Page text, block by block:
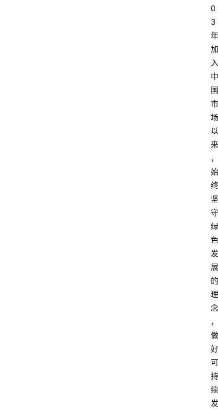
0
3
年
加
入
中
国
市
场
以
来
，
始
终
坚
守
绿
色
发
展
的
理
念
，
做
好
可
持
续
发